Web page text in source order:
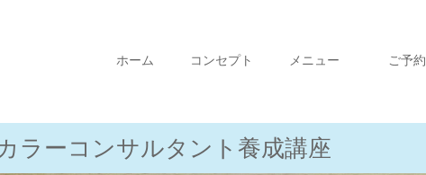
ホーム コンセプト メニュー ご予約
ラーコンサルタント養成講座